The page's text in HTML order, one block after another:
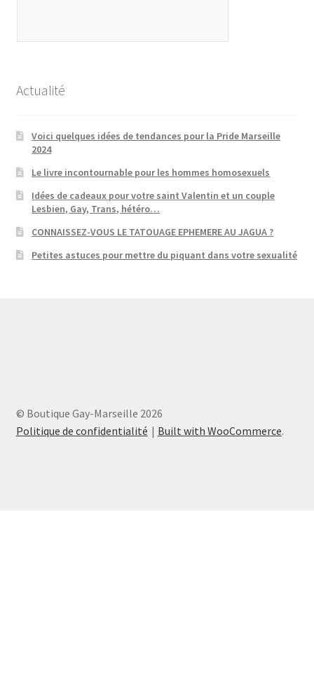
Actualité
Voici quelques idées de tendances pour la Pride Marseille
2024
Le livre incontournable pour les hommes homosexuels
Idées de cadeaux pour votre saint Valentin et un couple
Lesbien, Gay, Trans, hétéro…
CONNAISSEZ-VOUS LE TATOUAGE EPHEMERE AU JAGUA ?
Petites astuces pour mettre du piquant dans votre sexualité
© Boutique Gay-Marseille 2026
Politique de confidentialité
Built with WooCommerce.